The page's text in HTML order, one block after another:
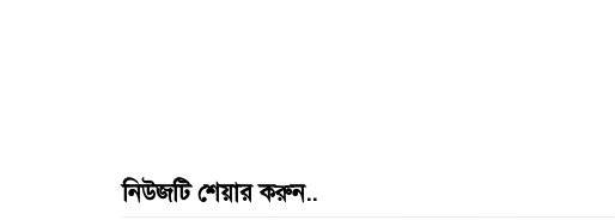
নিউজটি শেয়ার করুন..